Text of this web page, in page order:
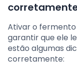
Ativar o
garantir que ele
estão algumas
corretamente: